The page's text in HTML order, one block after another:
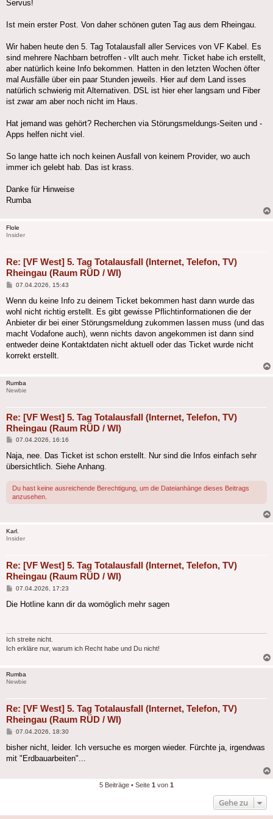
Servus!
Ist mein erster Post. Von daher schönen guten Tag aus dem Rheingau.
Wir haben heute den 5. Tag Totalausfall aller Services von VF Kabel. Es
sind mehrere Nachbarn betroffen - vllt auch mehr. Ticket habe ich erstellt,
aber natürlich keine Info bekommen. Hatten in den letzten Wochen öfter
mal Ausfälle über ein paar Stunden jeweils. Hier auf dem Land isses
natürlich schwierig mit Alternativen. DSL ist hier eher langsam und Fiber
ist zwar am aber noch nicht im Haus.
Hat jemand was gehört? Recherchen via Störungsmeldungs-Seiten und -
Apps helfen nicht viel.
So lange hatte ich noch keinen Ausfall von keinem Provider, wo auch
immer ich gelebt hab. Das ist krass.
Danke für Hinweise
Rumba
Flole
Insider
Re: [VF West] 5. Tag Totalausfall (Internet, Telefon, TV)
Rheingau (Raum RÜD / WI)
Beitrag
07.04.2026, 15:43
Wenn du keine Info zu deinem Ticket bekommen hast dann wurde das
wohl nicht richtig erstellt. Es gibt gewisse Pflichtinformationen die der
Anbieter dir bei einer Störungsmeldung zukommen lassen muss (und das
macht Vodafone auch), wenn nichts davon angekommen ist dann sind
entweder deine Kontaktdaten nicht aktuell oder das Ticket wurde nicht
korrekt erstellt.
Rumba
Newbie
Re: [VF West] 5. Tag Totalausfall (Internet, Telefon, TV)
Rheingau (Raum RÜD / WI)
Beitrag
07.04.2026, 16:16
Naja, nee. Das Ticket ist schon erstellt. Nur sind die Infos einfach sehr
übersichtlich. Siehe Anhang.
Du hast keine ausreichende Berechtigung, um die Dateianhänge dieses Beitrags
anzusehen.
Karl.
Insider
Re: [VF West] 5. Tag Totalausfall (Internet, Telefon, TV)
Rheingau (Raum RÜD / WI)
Beitrag
07.04.2026, 17:23
Die Hotline kann dir da womöglich mehr sagen
Ich streite nicht.
Ich erkläre nur, warum ich Recht habe und Du nicht!
Rumba
Newbie
Re: [VF West] 5. Tag Totalausfall (Internet, Telefon, TV)
Rheingau (Raum RÜD / WI)
Beitrag
07.04.2026, 18:30
bisher nicht, leider. Ich versuche es morgen wieder. Fürchte ja, irgendwas
mit "Erdbauarbeiten"...
5 Beiträge • Seite 1 von 1
Gehe zu